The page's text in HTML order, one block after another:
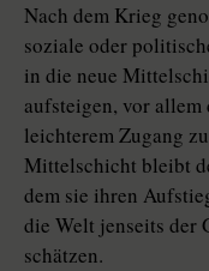
Nach dem Krieg
soziale oder
in die neue
aufsteigen, vor
leichterem Zugang
Mittelschicht bleibt
dem sie ihren
die Welt jenseits der
schätzen.